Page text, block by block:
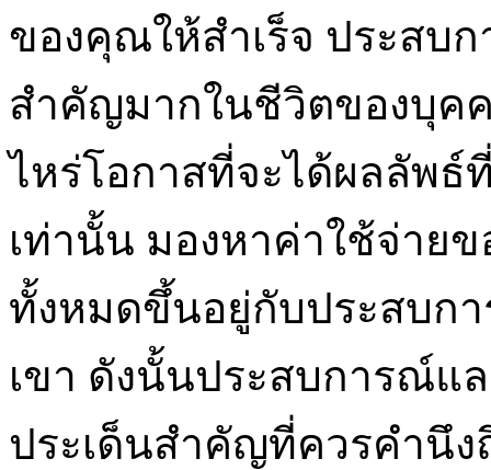
ของคุณให้สำเร็จ ประส
สำคัญมากในชีวิตของบุค
ไหร่โอกาสที่จะได้ผลลัพธ์
เท่านั้น มองหาค่าใช้จ่าย
ทั้งหมดขึ้นอยู่กับประสบก
เขา ดังนั้นประสบการณ์แ
ประเด็นสำคัญที่ควรคำนึ